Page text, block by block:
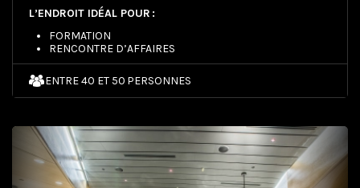
L’ENDROIT IDÉAL POUR :
FORMATION
RENCONTRE D’AFFAIRES
ENTRE 40 ET 50 PERSONNES